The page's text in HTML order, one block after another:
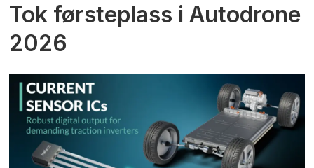
Tok førsteplass i Autodrone
2026